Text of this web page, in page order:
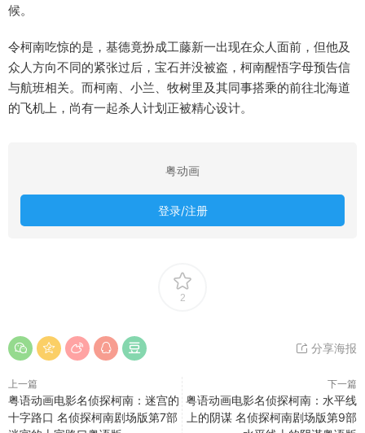
候。
令柯南吃惊的是，基德竟扮成工藤新一出现在众人面前，但他及
众人方向不同的紧张过后，宝石并没被盗，柯南醒悟字母预告信
与航班相关。而柯南、小兰、牧树里及其同事搭乘的前往北海道
的飞机上，尚有一起杀人计划正被精心设计。
粤动画
登录/注册
2
分享海报
上一篇
粤语动画电影名侦探柯南：迷宫的
十字路口 名侦探柯南剧场版第7部
下一篇
粤语动画电影名侦探柯南：水平线
上的阴谋 名侦探柯南剧场版第9部